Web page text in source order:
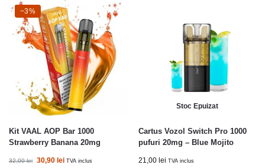
-3%
−3%
Kit VAAL AOP Bar 1000
Strawberry Banana 20mg
32,00lei 30,90 lei TVA inclus
Stoc Epuizat
Cartus Vozol Switch Pro 1000
pufuri 20mg – Blue Mojito
21,00 lei TVA inclus